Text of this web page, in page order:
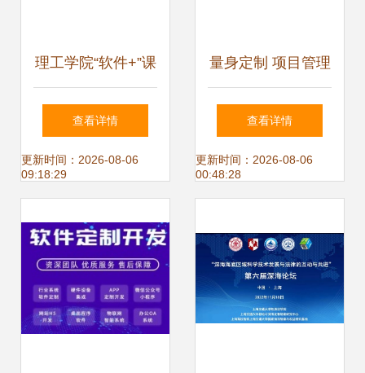
理工学院“软件+”课
程教学团队走进统
信软件广西分公
新篇章
查看详情
更新时间：2026-08-06
09:18:29
量身定制 项目管理
软件的技术研发与
技术推广服务标杆
查看详情
更新时间：2026-08-06
00:48:28